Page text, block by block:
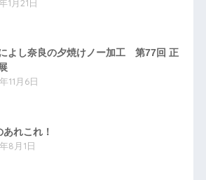
1月21日
よし奈良の夕焼けノー加工 第77回 正
11月6日
あれこれ！
8月1日